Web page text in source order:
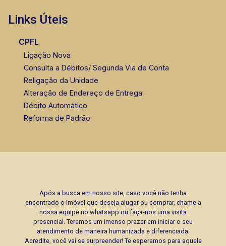
Links Úteis
CPFL
Ligação Nova
Consulta a Débitos/ Segunda Via de Conta
Religação da Unidade
Alteração de Endereço de Entrega
Débito Automático
Reforma de Padrão
Após a busca em nosso site, caso você não tenha
encontrado o imóvel que deseja alugar ou comprar, chame a
nossa equipe no whatsapp ou faça-nos uma visita
presencial. Teremos um imenso prazer em iniciar o seu
atendimento de maneira humanizada e diferenciada.
Acredite, você vai se surpreender! Te esperamos para aquele